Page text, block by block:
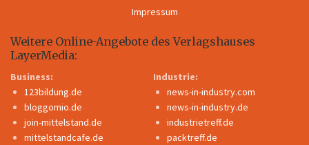
Impressum
Weitere Online-Angebote des Verlagshauses
LayerMedia:
Business:
123bildung.de
bloggomio.de
join-mittelstand.de
mittelstandcafe.de
Industrie:
news-in-industry.com
news-in-industry.de
industrietreff.de
packtreff.de